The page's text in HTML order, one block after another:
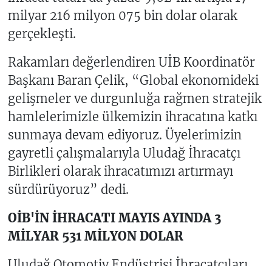
milyar 216 milyon 075 bin dolar olarak
gerçekleşti.
Rakamları değerlendiren UİB Koordinatör
Başkanı Baran Çelik, “Global ekonomideki
gelişmeler ve durgunluğa rağmen stratejik
hamlelerimizle ülkemizin ihracatına katkı
sunmaya devam ediyoruz. Üyelerimizin
gayretli çalışmalarıyla Uludağ İhracatçı
Birlikleri olarak ihracatımızı artırmayı
sürdürüyoruz” dedi.
OİB'İN İHRACATI MAYIS AYINDA 3
MİLYAR 531 MİLYON DOLAR